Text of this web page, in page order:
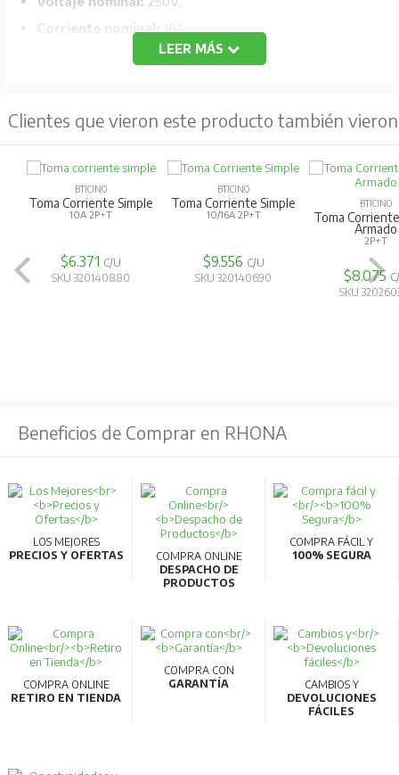
Corriente nominal:
16A.
50/60 HZ.
Temperatura de funcionamiento
LEER MÁS
Clientes que vieron este producto también vieron
BTICINO
Toma Corriente Simple
10A 2P+T
$6.371 C/U
SKU 320140880
BTICINO
Toma Corriente Simple
10/16A 2P+T
$9.556 C/U
SKU 320140690
BTICINO
Toma
Armado
2P+T
$8.075
SKU
Beneficios de Comprar en RHONA
LOS MEJORES
PRECIOS Y OFERTAS
COMPRA ONLINE
DESPACHO DE
PRODUCTOS
COMPRA FÁCIL Y
100% SEGURA
COMPRA ONLINE
RETIRO EN TIENDA
COMPRA CON
GARANTÍA
CAMBIOS Y
DEVOLUCIONES
FÁCILES